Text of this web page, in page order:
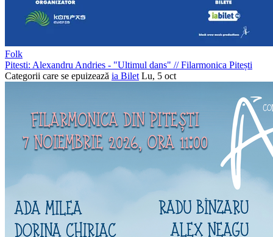
Folk
Pitesti: Alexandru Andries - "Ultimul dans" //Filarmonica Pitești
Categorii care se epuizează ia Bilet Lu, 5 oct